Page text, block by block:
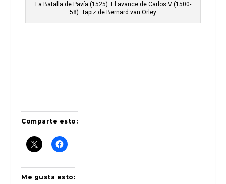
La Batalla de Pavía (1525). El avance de Carlos V (1500-
58). Tapiz de Bernard van Orley
Comparte esto:
Me gusta esto: